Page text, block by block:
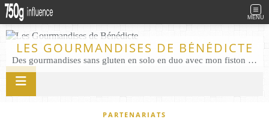
MENU
LES GOURMANDISES DE BÉNÉDICTE
Des gourmandises sans gluten en solo en duo avec mon fiston . Salé comme Sucré sans gluten éco responsable Les Gourmandises de Bénédicte gâteau produits locaux
PARTENARIATS